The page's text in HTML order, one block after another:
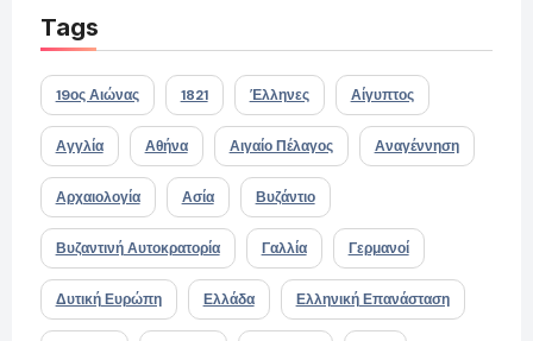
Tags
19ος Αιώνας 1821 Έλληνες Αίγυπτος
Αγγλία Αθήνα Αιγαίο Πέλαγος Αναγέννηση
Αρχαιολογία Ασία Βυζάντιο
Βυζαντινή Αυτοκρατορία Γαλλία Γερμανοί
Δυτική Ευρώπη Ελλάδα Ελληνική Επανάσταση